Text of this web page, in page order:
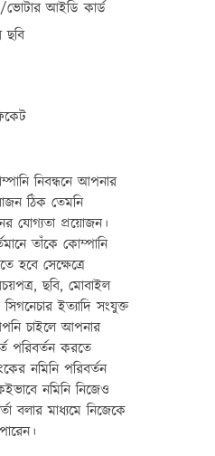
ভোটার আইডি কার্ড
ছবি
নিবন্ধনে আপনার
ঠিক তেমনি
যোগ্যতা প্রয়োজন।
তাঁকে কোম্পানি
হবে সেক্ষেত্রে
ছবি, মোবাইল
ইত্যাদি সংযুক্ত
চাইলে আপনার
পরিবর্তন করতে
নমিনি পরিবর্তন
নমিনি নিজেও
বলার মাধ্যমে নিজেকে